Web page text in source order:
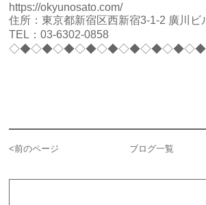
https://okyunosato.com/
住所：東京都新宿区西新宿3-1-2 廣川ビ
TEL： 03-6302-0858
<前のページ ブログ一覧